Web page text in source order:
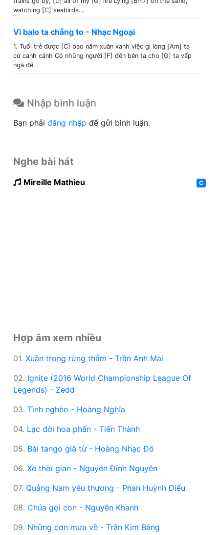
watching [C] seabirds...
Vì balo ta chẳng to - Nhạc Ngoại
1. Tuổi trẻ được [C] bao năm xuân xanh việc gì lòng [Am] ta
cứ canh cánh Có những người [F] đến bên ta cho [G] ta vấp
ngã để...
Nhập bình luận
Bạn phải đăng nhập để gửi bình luận.
Nghe bài hát
Mireille Mathieu C
Hợp âm xem nhiều
01. Xuân trong rừng thẳm - Trần Anh Mai
02. Ignite (2016 World Championship League Of
Legends) - Zedd
03. Tình nghèo - Hoàng Nghĩa
04. Lạc đời hoa phấn - Tiến Thành
05. Bài tango giã từ - Hoàng Nhạc Đô
06. Xe thời gian - Nguyễn Đình Nguyên
07. Quảng Nam yêu thương - Phan Huỳnh Điểu
08. Chúa gọi con - Nguyên Khanh
09. Những cơn mưa về - Trần Kim Bằng